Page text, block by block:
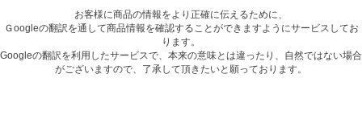
お客様に商品の情報をより正確に伝えるために、
Ｇoogleの翻訳を通して商品情報を確認することができますようにサービスしてお
ります。
Googleの翻訳を利用したサービスで、本来の意味とは違ったり、自然ではない場合
がございますので、了承して頂きたいと願っております。